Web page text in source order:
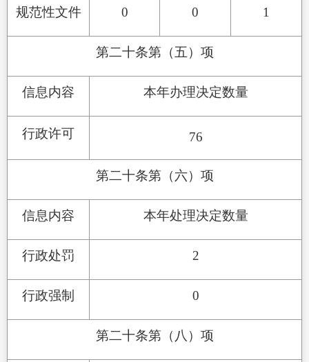
规范性文件 0 0 1
第二十条第（五）项
信息内容 本年办理决定数量
行政许可 76
第二十条第（六）项
信息内容 本年处理决定数量
行政处罚 2
行政强制 0
第二十条第（八）项